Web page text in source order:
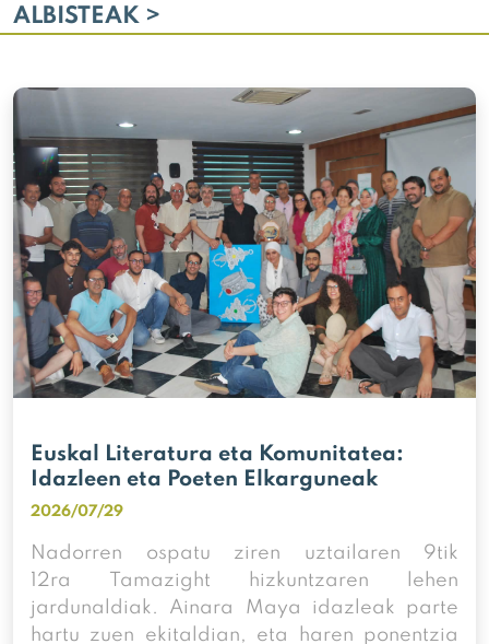
ALBISTEAK >
Euskal Literatura eta Komunitatea:
Idazleen eta Poeten Elkarguneak
2026/07/29
Nadorren ospatu ziren uztailaren 9tik
12ra Tamazight hizkuntzaren lehen
jardunaldiak. Ainara Maya idazleak parte
hartu zuen ekitaldian, eta haren ponentzia